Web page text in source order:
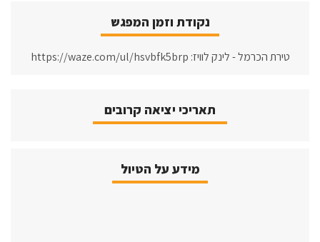
נקודת וזמן המפגש
טירת הכרמל - לינק לוויז: https://waze.com/ul/hsvbfk5brp
תאריכי יציאה קרובים
מידע על הטיול